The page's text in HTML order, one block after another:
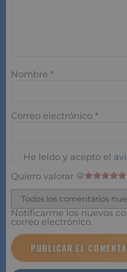
Nombre *
Correo electrónico *
He leído y acepto elaviso
Quiero valorar